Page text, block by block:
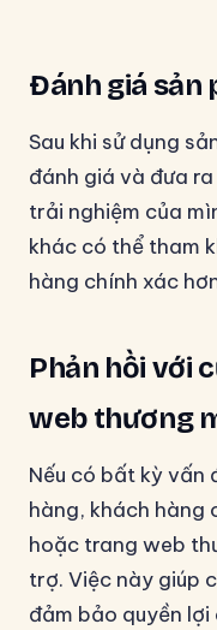
Đánh giá sản
Sau khi sử dụng
đánh giá và đưa
trải nghiệm của
khác có thể tham
hàng chính xác
Phản hồi với
web thương
Nếu có bất kỳ vấn
hàng, khách hàng
hoặc trang web
trợ. Việc này giúp
đảm bảo quyền lợi